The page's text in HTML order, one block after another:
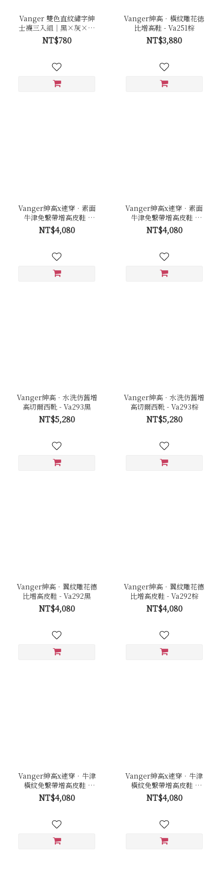
Vanger 雙色直紋繡字紳
士襪三入組｜黑×灰×丈
青
NT$780
Vanger紳高．橫紋雕花徳
比增高鞋 - Va251棕
NT$3,880
Vanger紳高x速穿．素面
牛津免繫帶增高皮鞋 -
Va294黑
NT$4,080
Vanger紳高x速穿．素面
牛津免繫帶增高皮鞋 -
Va294棕
NT$4,080
Vanger紳高．水洗仿舊增
高切爾西靴 - Va293黑
NT$5,280
Vanger紳高．水洗仿舊增
高切爾西靴 - Va293棕
NT$5,280
Vanger紳高．翼紋雕花德
比增高皮鞋 - Va292黑
NT$4,080
Vanger紳高．翼紋雕花德
比增高皮鞋 - Va292棕
NT$4,080
Vanger紳高x速穿．牛津
橫紋免繫帶增高皮鞋 -
Va289褐
NT$4,080
Vanger紳高x速穿．牛津
橫紋免繫帶增高皮鞋 -
Va289黑
NT$4,080